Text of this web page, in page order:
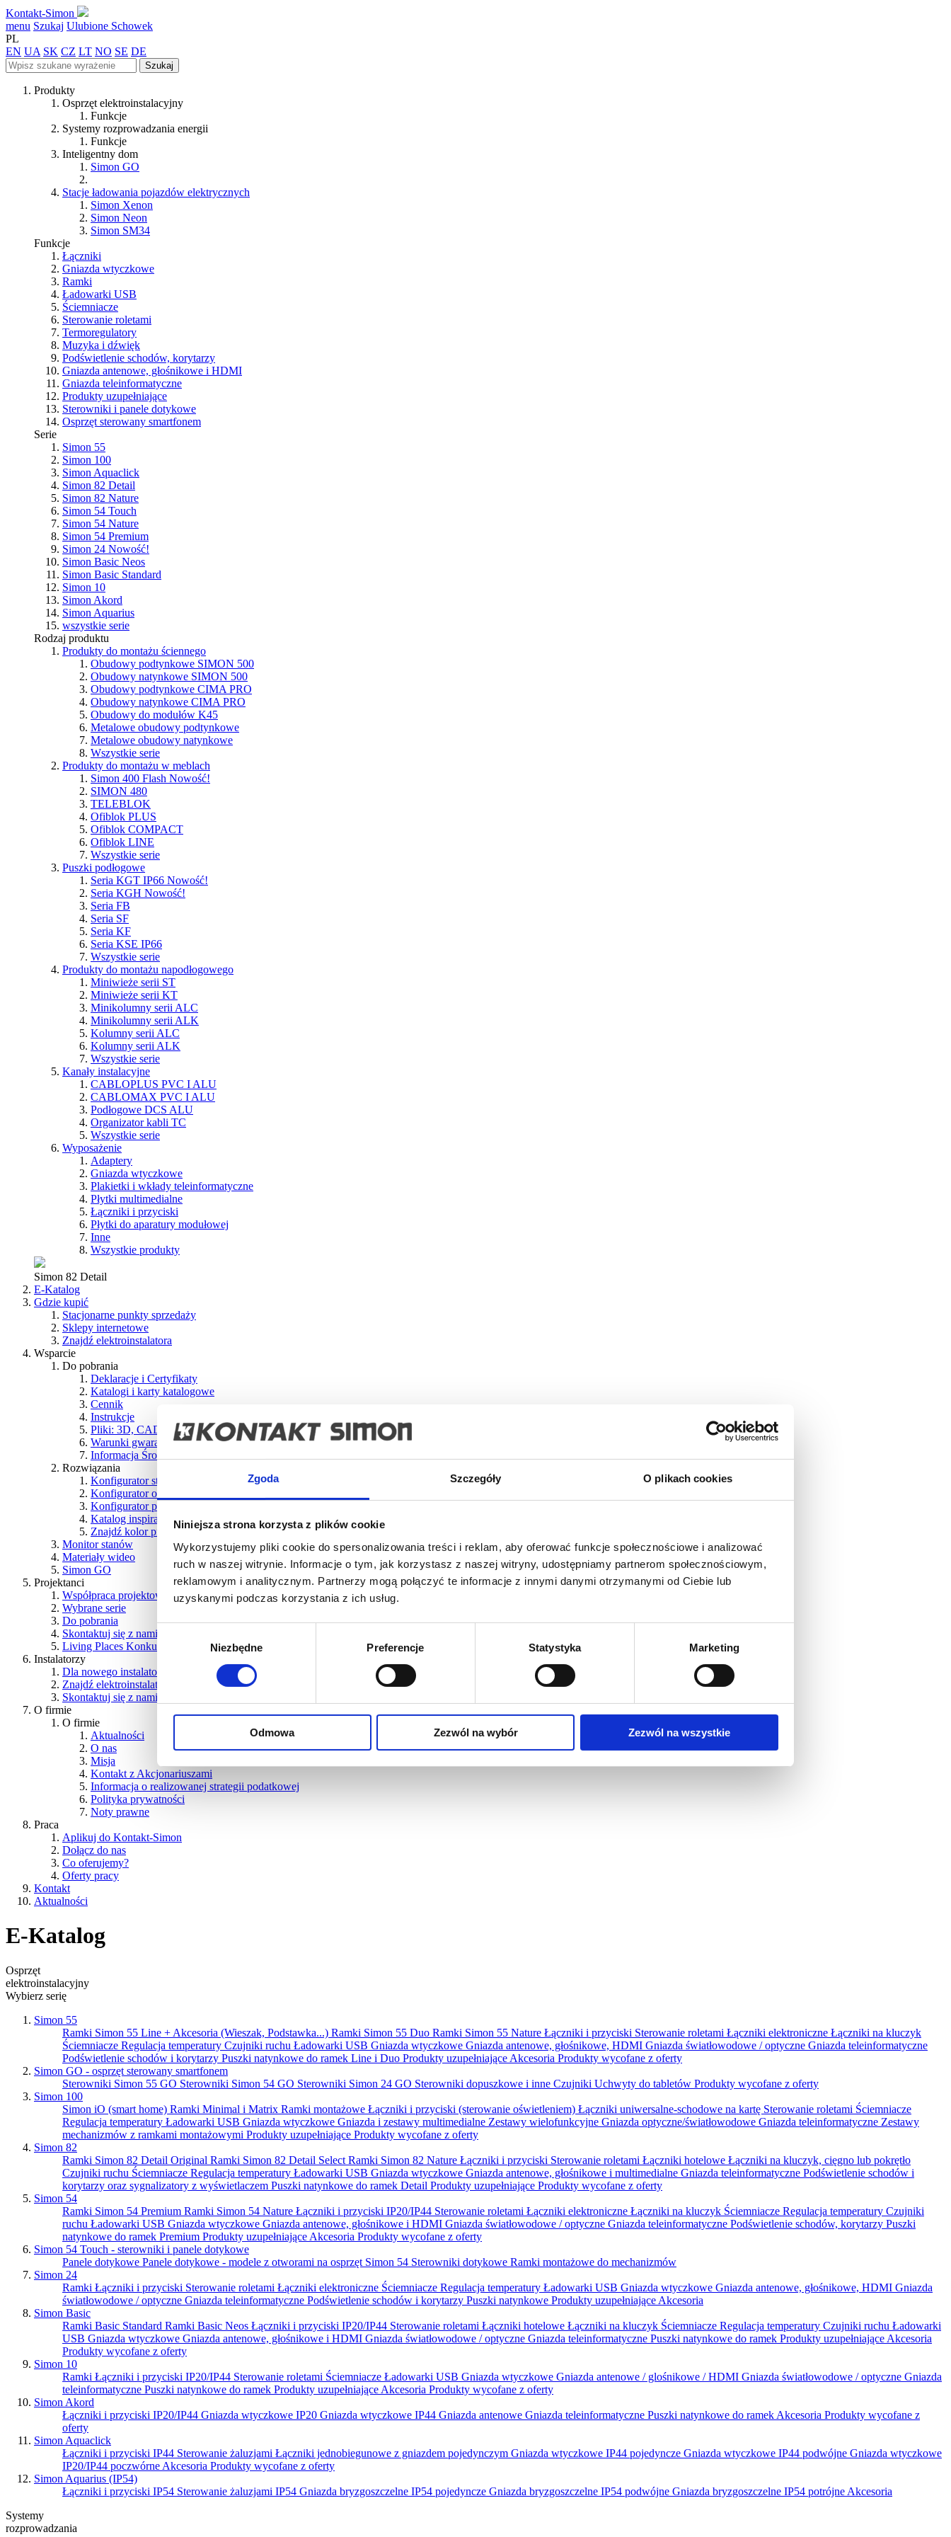
Zgoda Szczegóły O plikach cookies
Niniejsza strona korzysta z plików cookie
Wykorzystujemy pliki cookie do spersonalizowania treści i reklam, aby oferować funkcje społecznościowe i analizować
ruch w naszej witrynie. Informacje o tym, jak korzystasz z naszej witryny, udostępniamy partnerom społecznościowym,
reklamowym i analitycznym. Partnerzy mogą połączyć te informacje z innymi danymi otrzymanymi od Ciebie lub
uzyskanymi podczas korzystania z ich usług.
Wybór
zgody
Niezbędne Preferencje Statystyka Marketing
Odmowa Zezwól na wybór Zezwól na wszystkie
Kontakt-Simon
menu Szukaj Ulubione Schowek
PL
EN UA SK CZ LT NO SE DE
Szukaj
Produkty
Osprzęt elektroinstalacyjny
Funkcje
Systemy rozprowadzania energii
Funkcje
Inteligentny dom
Simon GO
Stacje ładowania pojazdów elektrycznych
Simon Xenon
Simon Neon
Simon SM34
Funkcje
Łączniki
Gniazda wtyczkowe
Ramki
Ładowarki USB
Ściemniacze
Sterowanie roletami
Termoregulatory
Muzyka i dźwięk
Podświetlenie schodów, korytarzy
Gniazda antenowe, głośnikowe i HDMI
Gniazda teleinformatyczne
Produkty uzupełniające
Sterowniki i panele dotykowe
Osprzęt sterowany smartfonem
Serie
Simon 55
Simon 100
Simon Aquaclick
Simon 82 Detail
Simon 82 Nature
Simon 54 Touch
Simon 54 Nature
Simon 54 Premium
Simon 24 Nowość!
Simon Basic Neos
Simon Basic Standard
Simon 10
Simon Akord
Simon Aquarius
wszystkie serie
Rodzaj produktu
Produkty do montażu ściennego
Obudowy podtynkowe SIMON 500
Obudowy natynkowe SIMON 500
Obudowy podtynkowe CIMA PRO
Obudowy natynkowe CIMA PRO
Obudowy do modułów K45
Metalowe obudowy podtynkowe
Metalowe obudowy natynkowe
Wszystkie serie
Produkty do montażu w meblach
Simon 400 Flash Nowość!
SIMON 480
TELEBLOK
Ofiblok PLUS
Ofiblok COMPACT
Ofiblok LINE
Wszystkie serie
Puszki podłogowe
Seria KGT IP66 Nowość!
Seria KGH Nowość!
Seria FB
Seria SF
Seria KF
Seria KSE IP66
Wszystkie serie
Produkty do montażu napodłogowego
Miniwieże serii ST
Miniwieże serii KT
Minikolumny serii ALC
Minikolumny serii ALK
Kolumny serii ALC
Kolumny serii ALK
Wszystkie serie
Kanały instalacyjne
CABLOPLUS PVC I ALU
CABLOMAX PVC I ALU
Podłogowe DCS ALU
Organizator kabli TC
Wszystkie serie
Wyposażenie
Adaptery
Gniazda wtyczkowe
Plakietki i wkłady teleinformatyczne
Płytki multimedialne
Łączniki i przyciski
Płytki do aparatury modułowej
Inne
Wszystkie produkty
Simon 82 Detail
E-Katalog
Gdzie kupić
Stacjonarne punkty sprzedaży
Sklepy internetowe
Znajdź elektroinstalatora
Wsparcie
Do pobrania
Deklaracje i Certyfikaty
Katalogi i karty katalogowe
Cennik
Instrukcje
Pliki: 3D, CAD, BIM
Warunki gwarancji
Informacja Środowiskowa ZSEE
Rozwiązania
Konfigurator stacji ładowania pojazdów elektrycznych
Konfigurator osprzętu
Konfigurator puszek podłogowych
Katalog inspiracji
Znajdź kolor produktu
Monitor stanów
Materiały wideo
Simon GO
Projektanci
Współpraca projektowa
Wybrane serie
Do pobrania
Skontaktuj się z nami
Living Places Konkurs
Instalatorzy
Dla nowego instalatora
Akcja promocyjna
Znajdź elektroinstalatora
Skontaktuj się z nami
O firmie
O firmie
Aktualności
O nas
Misja
Kontakt z Akcjonariuszami
Informacja o realizowanej strategii podatkowej
Polityka prywatności
Noty prawne
Praca
Aplikuj do Kontakt-Simon
Dołącz do nas
Co oferujemy?
Oferty pracy
Kontakt
Aktualności
E-Katalog
Osprzęt
elektroinstalacyjny
Wybierz serię
Simon 55
Ramki Simon 55 Line + Akcesoria (Wieszak, Podstawka...) Ramki Simon 55 Duo Ramki Simon 55 Nature Łączniki i przyciski Sterowanie roletami Łączniki elektroniczne Łączniki na kluczyk
Ściemniacze Regulacja temperatury Czujniki ruchu Ładowarki USB Gniazda wtyczkowe Gniazda antenowe, głośnikowe, HDMI Gniazda światłowodowe / optyczne Gniazda teleinformatyczne
Podświetlenie schodów i korytarzy Puszki natynkowe do ramek Line i Duo Produkty uzupełniające Akcesoria Produkty wycofane z oferty
Simon GO - osprzęt sterowany smartfonem
Sterowniki Simon 55 GO Sterowniki Simon 54 GO Sterowniki Simon 24 GO Sterowniki dopuszkowe i inne Czujniki Uchwyty do tabletów Produkty wycofane z oferty
Simon 100
Simon iO (smart home) Ramki Minimal i Matrix Ramki montażowe Łączniki i przyciski (sterowanie oświetleniem) Łączniki uniwersalne-schodowe na kartę Sterowanie roletami Ściemniacze
Regulacja temperatury Ładowarki USB Gniazda wtyczkowe Gniazda i zestawy multimedialne Zestawy wielofunkcyjne Gniazda optyczne/światłowodowe Gniazda teleinformatyczne Zestawy
mechanizmów z ramkami montażowymi Produkty uzupełniające Produkty wycofane z oferty
Simon 82
Ramki Simon 82 Detail Original Ramki Simon 82 Detail Select Ramki Simon 82 Nature Łączniki i przyciski Sterowanie roletami Łączniki hotelowe Łączniki na kluczyk, cięgno lub pokrętło
Czujniki ruchu Ściemniacze Regulacja temperatury Ładowarki USB Gniazda wtyczkowe Gniazda antenowe, głośnikowe i multimedialne Gniazda teleinformatyczne Podświetlenie schodów i
korytarzy oraz sygnalizatory z wyświetlaczem Puszki natynkowe do ramek Detail Produkty uzupełniające Produkty wycofane z oferty
Simon 54
Ramki Simon 54 Premium Ramki Simon 54 Nature Łączniki i przyciski IP20/IP44 Sterowanie roletami Łączniki elektroniczne Łączniki na kluczyk Ściemniacze Regulacja temperatury Czujniki
ruchu Ładowarki USB Gniazda wtyczkowe Gniazda antenowe, głośnikowe i HDMI Gniazda światłowodowe / optyczne Gniazda teleinformatyczne Podświetlenie schodów, korytarzy Puszki
natynkowe do ramek Premium Produkty uzupełniające Akcesoria Produkty wycofane z oferty
Simon 54 Touch - sterowniki i panele dotykowe
Panele dotykowe Panele dotykowe - modele z otworami na osprzęt Simon 54 Sterowniki dotykowe Ramki montażowe do mechanizmów
Simon 24
Ramki Łączniki i przyciski Sterowanie roletami Łączniki elektroniczne Ściemniacze Regulacja temperatury Ładowarki USB Gniazda wtyczkowe Gniazda antenowe, głośnikowe, HDMI Gniazda
światłowodowe / optyczne Gniazda teleinformatyczne Podświetlenie schodów i korytarzy Puszki natynkowe Produkty uzupełniające Akcesoria
Simon Basic
Ramki Basic Standard Ramki Basic Neos Łączniki i przyciski IP20/IP44 Sterowanie roletami Łączniki hotelowe Łączniki na kluczyk Ściemniacze Regulacja temperatury Czujniki ruchu Ładowarki
USB Gniazda wtyczkowe Gniazda antenowe, głośnikowe i HDMI Gniazda światłowodowe / optyczne Gniazda teleinformatyczne Puszki natynkowe do ramek Produkty uzupełniające Akcesoria
Produkty wycofane z oferty
Simon 10
Ramki Łączniki i przyciski IP20/IP44 Sterowanie roletami Ściemniacze Ładowarki USB Gniazda wtyczkowe Gniazda antenowe / glośnikowe / HDMI Gniazda światłowodowe / optyczne Gniazda
teleinformatyczne Puszki natynkowe do ramek Produkty uzupełniające Akcesoria Produkty wycofane z oferty
Simon Akord
Łączniki i przyciski IP20/IP44 Gniazda wtyczkowe IP20 Gniazda wtyczkowe IP44 Gniazda antenowe Gniazda teleinformatyczne Puszki natynkowe do ramek Akcesoria Produkty wycofane z
oferty
Simon Aquaclick
Łączniki i przyciski IP44 Sterowanie żaluzjami Łączniki jednobiegunowe z gniazdem pojedynczym Gniazda wtyczkowe IP44 pojedyncze Gniazda wtyczkowe IP44 podwójne Gniazda wtyczkowe
IP20/IP44 poczwórne Akcesoria Produkty wycofane z oferty
Simon Aquarius (IP54)
Łączniki i przyciski IP54 Sterowanie żaluzjami IP54 Gniazda bryzgoszczelne IP54 pojedyncze Gniazda bryzgoszczelne IP54 podwójne Gniazda bryzgoszczelne IP54 potrójne Akcesoria
Systemy
rozprowadzania